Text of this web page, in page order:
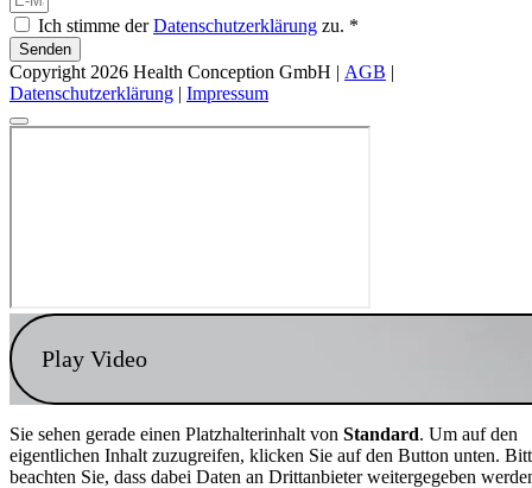
Ich stimme derDatenschutzerklärung zu. *
Senden
Copyright 2026 Health Conception GmbH | AGB |
Datenschutzerklärung | Impressum
Play Video
Sie sehen gerade einen Platzhalterinhalt von Standard. Um auf den
eigentlichen Inhalt zuzugreifen, klicken Sie auf den Button unten.
beachten Sie, dass dabei Daten an Drittanbieter weitergegeben